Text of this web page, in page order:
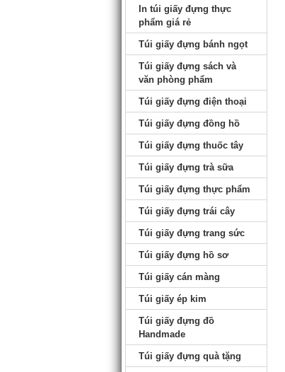
In túi giấy đựng thực
phẩm giá rẻ
Túi giấy đựng bánh ngọt
Túi giấy đựng sách và
văn phòng phẩm
Túi giấy đựng điện thoại
Túi giấy đựng đồng hồ
Túi giấy đựng thuốc tây
Túi giấy đựng trà sữa
Túi giấy đựng thực phẩm
Túi giấy đựng trái cây
Túi giấy đựng trang sức
Túi giấy đựng hồ sơ
Túi giấy cán màng
Túi giấy ép kim
Túi giấy đựng đồ
Handmade
Túi giấy đựng quà tặng